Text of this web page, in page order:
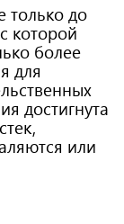
до
которой
более
для
достигнута
или